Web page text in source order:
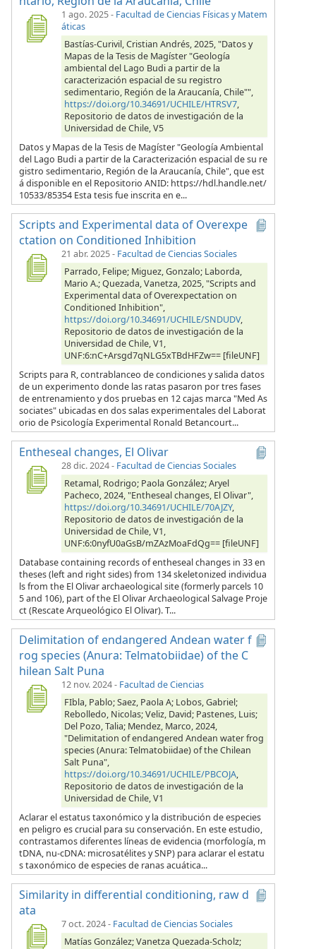
1 ago. 2025- Facultad de Ciencias Físicas y Matem
áticas
Bastías-Curivil, Cristian Andrés, 2025, "Datos y
Mapas de la Tesis de Magíster "Geología
ambiental del Lago Budi a partir de la
caracterización espacial de su registro
sedimentario, Región de la Araucanía, Chile"",
https://doi.org/10.34691/UCHILE/HTRSV7,
Repositorio de datos de investigación de la
Universidad de Chile, V5
Datos y Mapas de la Tesis de Magíster "Geología Ambiental
del Lago Budi a partir de la Caracterización espacial de su re
gistro sedimentario, Región de la Araucanía, Chile", que est
á disponible en el Repositorio ANID: https://hdl.handle.net/
10533/85354 Esta tesis fue inscrita en e...
Scripts and Experimental data of Overexpe
ctation on Conditioned Inhibition
21 abr. 2025- Facultad de Ciencias Sociales
Parrado, Felipe; Miguez, Gonzalo; Laborda,
Mario A.; Quezada, Vanetza, 2025, "Scripts and
Experimental data of Overexpectation on
Conditioned Inhibition",
https://doi.org/10.34691/UCHILE/SNDUDV,
Repositorio de datos de investigación de la
Universidad de Chile, V1,
UNF:6:nC+Arsgd7qNLG5xTBdHFZw== [fileUNF]
Scripts para R, contrablanceo de condiciones y salida datos
de un experimento donde las ratas pasaron por tres fases
de entrenamiento y dos pruebas en 12 cajas marca "Med As
sociates" ubicadas en dos salas experimentales del Laborat
orio de Psicología Experimental Ronald Betancourt...
Entheseal changes, El Olivar
28 dic. 2024- Facultad de Ciencias Sociales
Retamal, Rodrigo; Paola González; Aryel
Pacheco, 2024, "Entheseal changes, El Olivar",
https://doi.org/10.34691/UCHILE/70AJZY,
Repositorio de datos de investigación de la
Universidad de Chile, V1,
UNF:6:0nyfU0aGsB/mZAzMoaFdQg== [fileUNF]
Database containing records of entheseal changes in 33 en
theses (left and right sides) from 134 skeletonized individua
ls from the El Olivar archaeological site (formerly parcels 10
5 and 106), part of the El Olivar Archaeological Salvage Proje
ct (Rescate Arqueológico El Olivar). T...
Delimitation of endangered Andean water f
rog species (Anura: Telmatobiidae) of the C
hilean Salt Puna
12 nov. 2024- Facultad de Ciencias
FIbla, Pablo; Saez, Paola A; Lobos, Gabriel;
Rebolledo, Nicolas; Veliz, David; Pastenes, Luis;
Del Pozo, Talia; Mendez, Marco, 2024,
"Delimitation of endangered Andean water frog
species (Anura: Telmatobiidae) of the Chilean
Salt Puna",
https://doi.org/10.34691/UCHILE/PBCOJA,
Repositorio de datos de investigación de la
Universidad de Chile, V1
Aclarar el estatus taxonómico y la distribución de especies
en peligro es crucial para su conservación. En este estudio,
contrastamos diferentes líneas de evidencia (morfología, m
tDNA, nu-cDNA: microsatélites y SNP) para aclarar el estatu
s taxonómico de especies de ranas acuática...
Similarity in differential conditioning, raw d
ata
7 oct. 2024- Facultad de Ciencias Sociales
Matías González; Vanetza Quezada-Scholz;